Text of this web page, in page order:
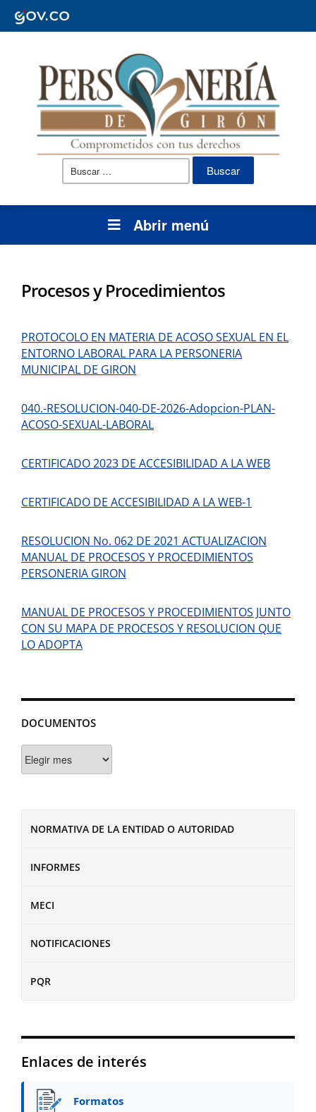
Buscar:
Abrir menú
DOCUMENTOS
NORMATIVA DE LA ENTIDAD O AUTORIDAD
INFORMES
MECI
NOTIFICACIONES
PQR
Enlaces de interés
Formatos
Procesos y Procedimientos
PROTOCOLO EN MATERIA DE ACOSO SEXUAL EN EL
ENTORNO LABORAL PARA LA PERSONERIA
MUNICIPAL DE GIRON
040.-RESOLUCION-040-DE-2026-Adopcion-PLAN-
ACOSO-SEXUAL-LABORAL
CERTIFICADO 2023 DE ACCESIBILIDAD A LA WEB
CERTIFICADO DE ACCESIBILIDAD A LA WEB-1
RESOLUCION No. 062 DE 2021 ACTUALIZACION
MANUAL DE PROCESOS Y PROCEDIMIENTOS
PERSONERIA GIRON
MANUAL DE PROCESOS Y PROCEDIMIENTOS JUNTO
CON SU MAPA DE PROCESOS Y RESOLUCION QUE
LO ADOPTA